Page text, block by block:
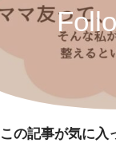
この記事が気に入